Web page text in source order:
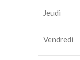
Jeudi
Vendredi